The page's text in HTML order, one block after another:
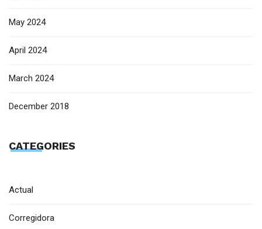
May 2024
April 2024
March 2024
December 2018
CATEGORIES
Actual
Corregidora